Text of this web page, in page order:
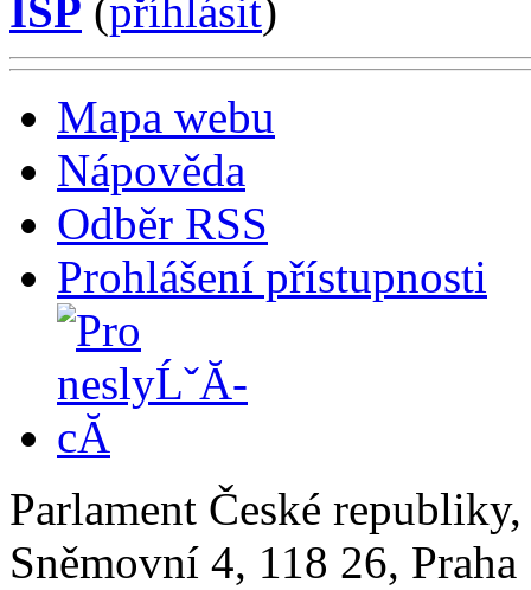
ISP (příhlásit)
Mapa webu
Nápověda
Odběr RSS
Prohlášení přístupnosti
Parlament České
Sněmovní 4, 118 26,